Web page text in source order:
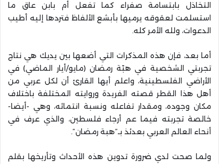
التخاذل بابتسامة صفراء كما تفعل أم بابن عاق ما
استسلمت لعقوقه يرميها بأبشع الألفاظ فتردها إليه أطيب
الدعوات، ولله الأمر كله.
أما بعد، فإن هذه المذكرات التي أضعها بين يديك هي نتاج
تجربتي الشخصية في هبّة رمضان (مايو/أيار الماضي) في
الأراضي الفلسطينية، واعلم أيها القارئ أن لكل عربي من
أهل هذا القطر قصته الفريدة وروايته المختلفة باختلاف
مكان وجوده، ومقدار تفاعله ونسبة انتمائه، وهي -أيضا-
خالصة تجربته فيما عم أرجاء فلسطين، والذي عرف في
أنحاء العالم العربي بعدئذ بـ”هبة رمضان”.
ولما صحت لدي ضرورة تدوين هذه الأحداث وتأريخها بقلم